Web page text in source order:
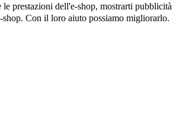
prestazioni dell'e-shop, mostrarti
Con il loro aiuto possiamo migliorarlo.